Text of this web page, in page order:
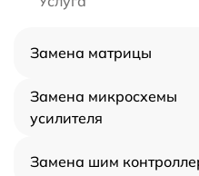
Замена матрицы
Замена микросхемы
усилителя
Замена шим